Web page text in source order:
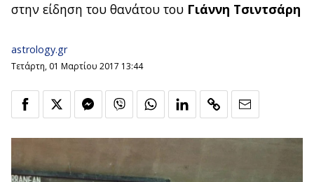
στην είδηση του θανάτου του Γιάννη Τσιντσάρη
astrology.gr
Τετάρτη, 01 Μαρτίου 2017 13:44